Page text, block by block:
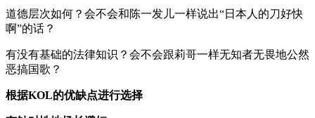
道德层次如何？会不会和陈一发儿一样说出“日本人的刀好快
啊”的话？
有没有基础的法律知识？会不会跟莉哥一样无知者无畏地公然
恶搞国歌？
根据KOL的优缺点进行选择